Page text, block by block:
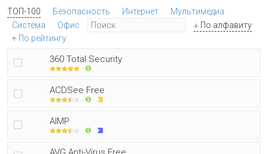
ТОП-100 Безопасность Интернет
Мультимедиа
Система
Офис
По алфавиту
По рейтингу
360 Total Security
ACDSee Free
AIMP